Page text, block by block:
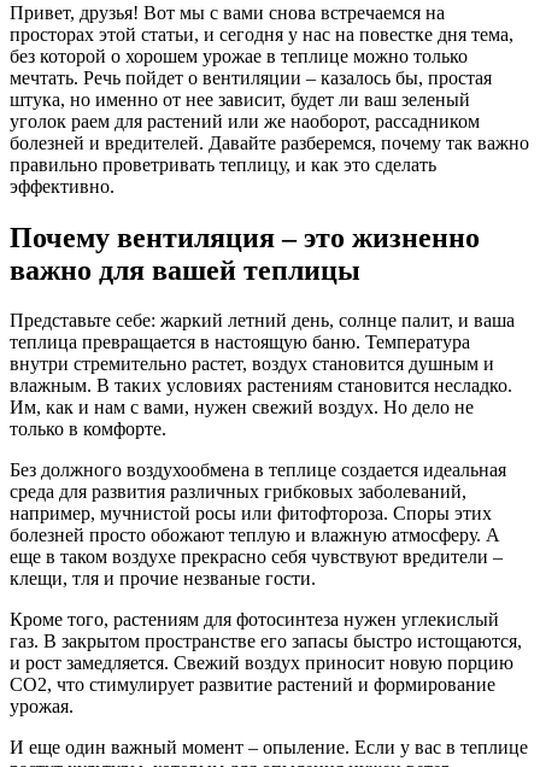
Привет, друзья! Вот мы с вами снова встречаемся на
просторах этой статьи, и сегодня у нас на повестке дня тема,
без которой о хорошем урожае в теплице можно только
мечтать. Речь пойдет о вентиляции – казалось бы, простая
штука, но именно от нее зависит, будет ли ваш зеленый
уголок раем для растений или же наоборот, рассадником
болезней и вредителей. Давайте разберемся, почему так важно
правильно проветривать теплицу, и как это сделать
эффективно.
Почему вентиляция – это жизненно
важно для вашей теплицы
Представьте себе: жаркий летний день, солнце палит, и ваша
теплица превращается в настоящую баню. Температура
внутри стремительно растет, воздух становится душным и
влажным. В таких условиях растениям становится несладко.
Им, как и нам с вами, нужен свежий воздух. Но дело не
только в комфорте.
Без должного воздухообмена в теплице создается идеальная
среда для развития различных грибковых заболеваний,
например, мучнистой росы или фитофтороза. Споры этих
болезней просто обожают теплую и влажную атмосферу. А
еще в таком воздухе прекрасно себя чувствуют вредители –
клещи, тля и прочие незваные гости.
Кроме того, растениям для фотосинтеза нужен углекислый
газ. В закрытом пространстве его запасы быстро истощаются,
и рост замедляется. Свежий воздух приносит новую порцию
CO2, что стимулирует развитие растений и формирование
урожая.
И еще один важный момент – опыление. Если у вас в теплице